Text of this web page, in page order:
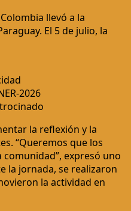
llevó a la
El 5 de julio, la
la reflexión y la
“Queremos que los
expresó uno
la jornada, se realizaron
la actividad en